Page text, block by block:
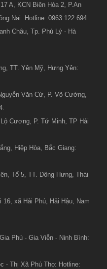
A, KCN Biên Hòa 2, P.An
Nai. Hotline: 0963.122.694
Châu, Tp. Phủ Lý - Hà
TT. Yên Mỹ, Hưng Yên:
Văn Cừ, P. Võ Cường,
Cương, P. Tứ Minh, TP Hải
Hiệp Hòa, Bắc Giang:
Tổ 5, TT. Đông Hưng, Thái
xã Hải Phú, Hải Hậu, Nam
Phú - Gia Viễn - Ninh Bình:
- Thị Xã Phú Thọ: Hotline: